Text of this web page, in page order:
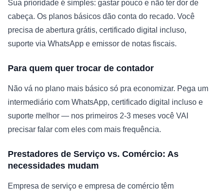
Sua prioridade é simples: gastar pouco e não ter dor de
cabeça. Os planos básicos dão conta do recado. Você
precisa de abertura grátis, certificado digital incluso,
suporte via WhatsApp e emissor de notas fiscais.
Para quem quer trocar de contador
Não vá no plano mais básico só pra economizar. Pega um
intermediário com WhatsApp, certificado digital incluso e
suporte melhor — nos primeiros 2-3 meses você VAI
precisar falar com eles com mais frequência.
Prestadores de Serviço vs. Comércio: As
necessidades mudam
Empresa de serviço e empresa de comércio têm